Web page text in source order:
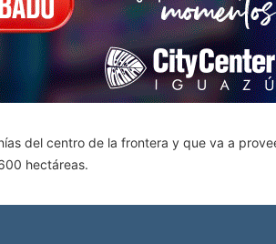
del centro de la frontera y que va a
hectáreas.